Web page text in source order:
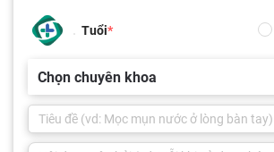
Tuổi
Chọn chuyên khoa